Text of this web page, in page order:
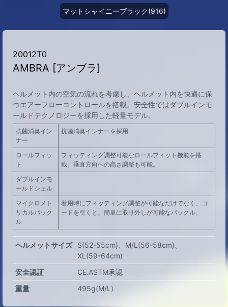
マットシャイニーブラック(916)
20012T0
AMBRA [アンブラ]
ヘルメット内の空気の流れを考慮し、ヘルメット内を快適に保
つエアーフローコントロールを搭載。安全性ではダブルインモ
ールドテクノロジーを採用した軽量モデル。
抗菌消臭イン
ナー
抗菌消臭インナーを採用
ロールフィッ
ト
フィッティング調整可能なロールフィット機能を搭
載。垂直方向への高さ調整も可能。
ダブルインモ
ールドシェル
マイクロメト
リカルバック
ル
着用時にフィッティング調整が可能なだけでなく、コ
ードを引くと、簡単に取り外しが可能なバックル。
ヘルメットサイズ S(52-55cm)
M/L(56-58cm)
XL(59-64cm)
安全認証
CE.ASTM承認
重量
495g(M/L)